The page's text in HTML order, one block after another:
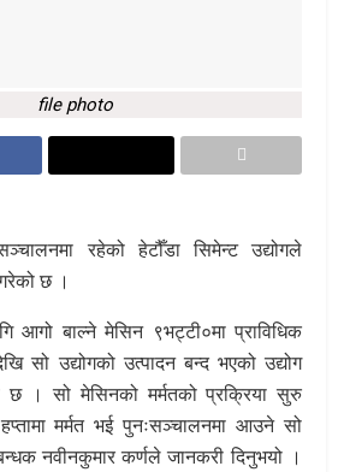
file photo
रहेको हेटौँडा सिमेन्ट उद्योगले
छ ।
आगो बाल्ने मेसिन ९भट्टी०मा प्राविधिक
सो उद्योगको उत्पादन बन्द भएको उद्योग
छ । सो मेसिनको मर्मतको प्रक्रिया सुरु
मर्मत भई पुनःसञ्चालनमा आउने सो
नवीनकुमार कर्णले जानकरी दिनुभयो ।